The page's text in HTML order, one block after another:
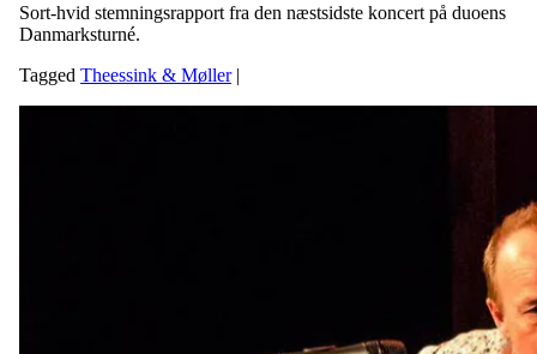
Sort-hvid stemningsrapport fra den næstsidste koncert på duoens
Danmarksturné.
Tagged Theessink & Møller |